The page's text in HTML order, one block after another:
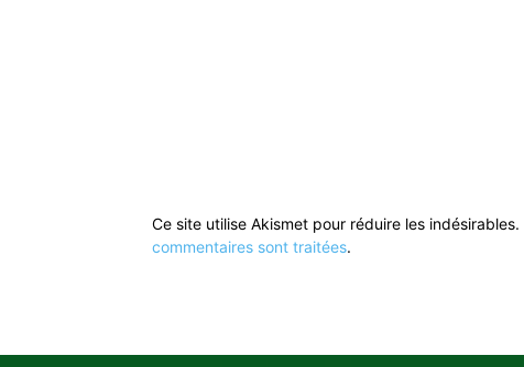
Ce site utilise Akismet pour réduire les indésirables.
commentaires sont traitées.